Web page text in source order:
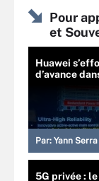
Pour
et
Huawei
d’avance
Par: Yann Serra
5G privée :